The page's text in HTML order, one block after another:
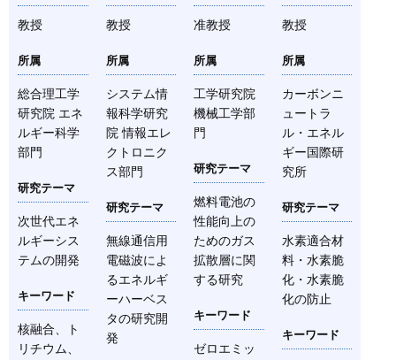
教授
所属
総合理工学
研究院 エネ
ルギー科学
部門
研究テーマ
次世代エネ
ルギーシス
テムの開発
キーワード
核融合、ト
リチウム、
教授
所属
システム情
報科学研究
院 情報エレ
クトロニク
ス部門
研究テーマ
無線通信用
電磁波によ
るエネルギ
ーハーベス
タの研究開
発
准教授
所属
工学研究院
機械工学部
門
研究テーマ
燃料電池の
性能向上の
ためのガス
拡散層に関
する研究
キーワード
ゼロエミッ
教授
所属
カーボンニ
ュートラ
ル・エネル
ギー国際研
究所
研究テーマ
水素適合材
料・水素脆
化・水素脆
化の防止
キーワード